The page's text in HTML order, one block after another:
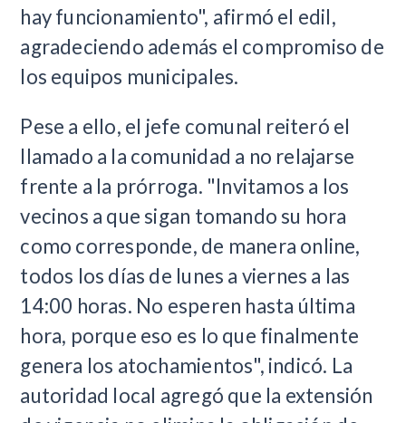
hay funcionamiento", afirmó el edil,
agradeciendo además el compromiso de
los equipos municipales.
Pese a ello, el jefe comunal reiteró el
llamado a la comunidad a no relajarse
frente a la prórroga. "Invitamos a los
vecinos a que sigan tomando su hora
como corresponde, de manera online,
todos los días de lunes a viernes a las
14:00 horas. No esperen hasta última
hora, porque eso es lo que finalmente
genera los atochamientos", indicó. La
autoridad local agregó que la extensión